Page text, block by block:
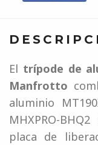
El trípode de
Manfrotto
aluminio
MHXPRO-
placa de